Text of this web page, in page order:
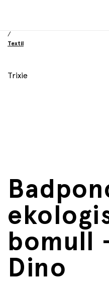
/
Textil
Trixie
bomull
Dino